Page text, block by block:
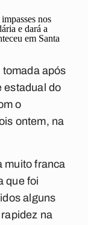
nos
e dará a
em Santa
após
estadual do
o
ontem, na
muito franca
que foi
alguns
na